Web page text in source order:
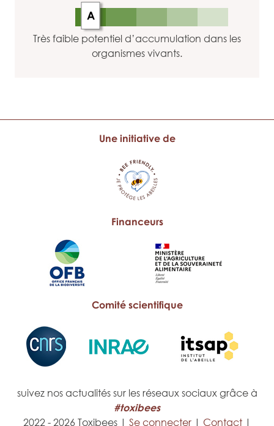
A
Très faible potentiel d’accumulation dans les
organismes vivants.
Une initiative de
Financeurs
Comité scientifique
suivez nos actualités sur les réseaux sociaux grâce à
#toxibees
2022 - 2026 Toxibees | Se connecter| Contact|